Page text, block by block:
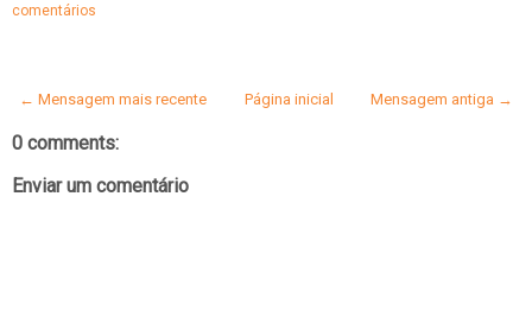
comentários
← Mensagem mais recente Mensagem antiga →
Página inicial
0 comments:
Enviar um comentário